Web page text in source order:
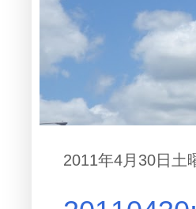
2011年4月30日土